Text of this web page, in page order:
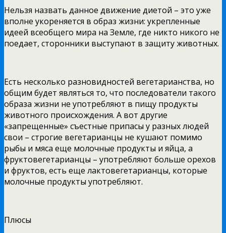
Нельзя назвать данное движение диетой – это уже
вполне укореняется в образ жизни: укрепленные
идеей всеобщего мира на Земле, где никто никого не
поедает, сторонники выступают в защиту животных.
Есть несколько разновидностей вегетарианства, но
общим будет являться то, что последователи такого
образа жизни не употребляют в пищу продукты
животного происхождения. А вот другие
«запрещенные» съестные припасы у разных людей
свои – строгие вегетарианцы не кушают помимо
рыбы и мяса еще молочные продукты и яйца, а
фруктовегетарианцы – употребляют больше орехов
и фруктов, есть еще лактовегетарианцы, которые
молочные продукты употребляют.
Плюсы